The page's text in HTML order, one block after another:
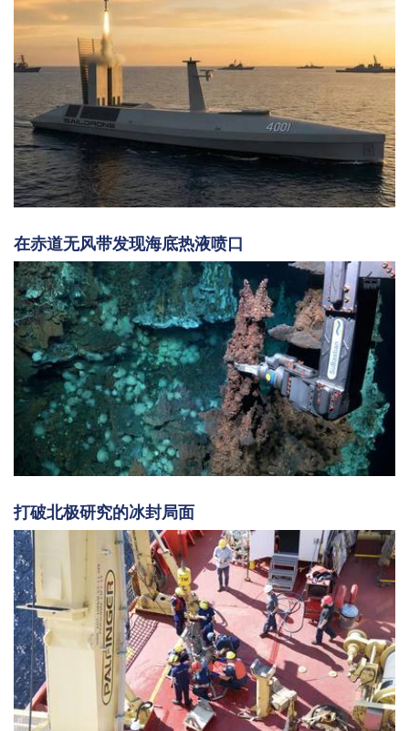
在赤道无风带发现海底热液喷口
打破北极研究的冰封局面